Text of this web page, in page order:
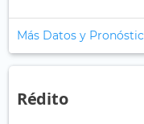
Más Datos y
Rédito